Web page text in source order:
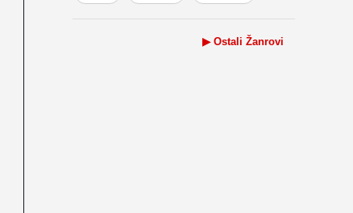
▶ Ostali Žanrovi